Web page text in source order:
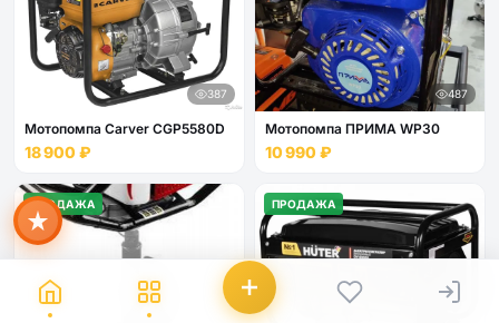
387
Мотопомпа Carver CGP5580D
18 900 ₽
487
Мотопомпа ПРИМА WP30
10 990 ₽
ПРОДАЖА ПРОДАЖА
Мира
ИИ-помощник · всегда онлайн